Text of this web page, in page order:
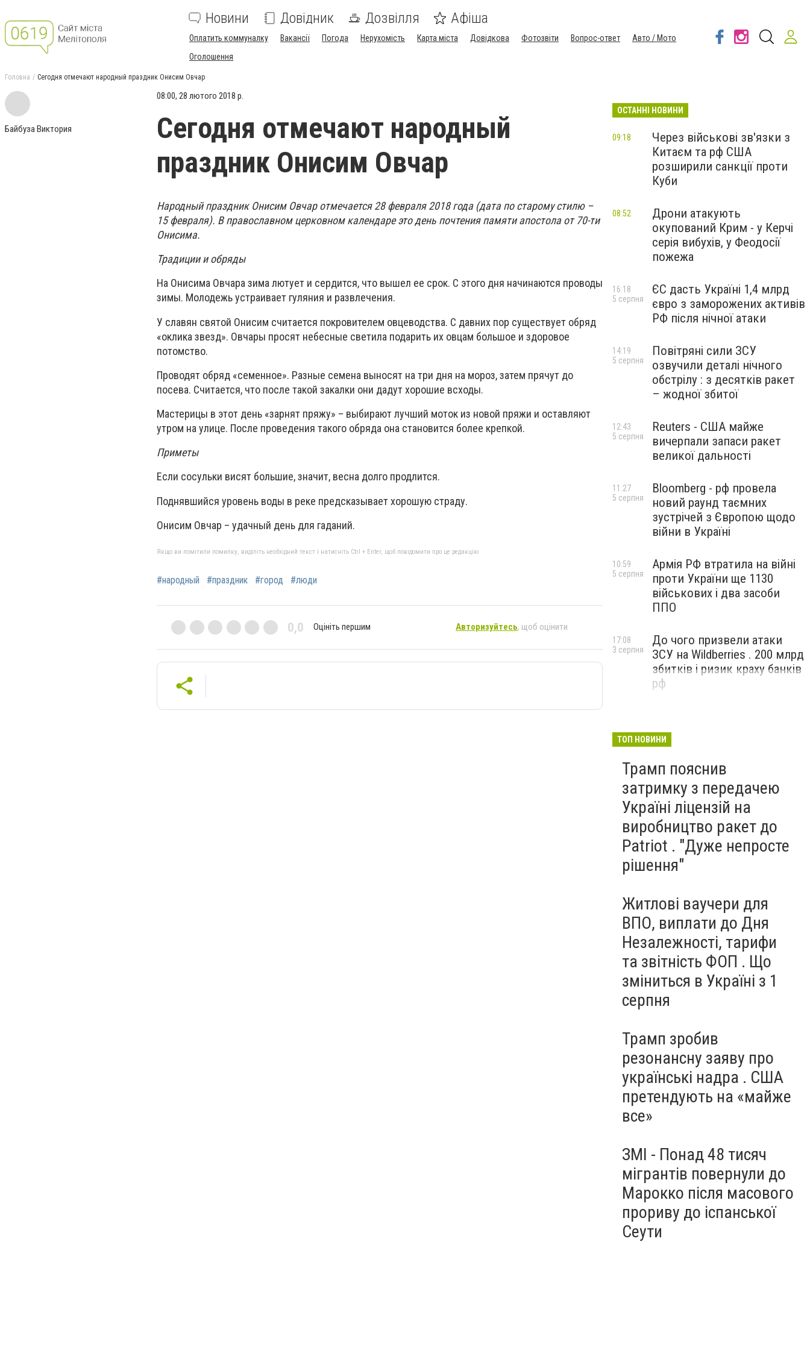
Новини Довідник Дозвілля Афіша
Оплатить коммуналку Вакансії Погода Нерухомість Карта міста Довідкова Фотозвіти Вопрос-ответ
Авто / Мото
Оголошення
Головна Сегодня отмечают народный праздник Онисим Овчар
Байбуза Виктория
08:00, 28 лютого 2018 р.
Сегодня отмечают народный
праздник Онисим Овчар
Народный праздник Онисим Овчар отмечается 28 февраля 2018 года (дата по старому стилю –
15 февраля). В православном церковном календаре это день почтения памяти апостола от 70-ти
Онисима.
Традиции и обряды
На Онисима Овчара зима лютует и сердится, что вышел ее срок. С этого дня начинаются проводы
зимы. Молодежь устраивает гуляния и развлечения.
У славян святой Онисим считается покровителем овцеводства. С давних пор существует обряд
«оклика звезд». Овчары просят небесные светила подарить их овцам большое и здоровое
потомство.
Проводят обряд «семенное». Разные семена выносят на три дня на мороз, затем прячут до
посева. Считается, что после такой закалки они дадут хорошие всходы.
Мастерицы в этот день «зарнят пряжу» – выбирают лучший моток из новой пряжи и оставляют
утром на улице. После проведения такого обряда она становится более крепкой.
Приметы
Если сосульки висят большие, значит, весна долго продлится.
Поднявшийся уровень воды в реке предсказывает хорошую страду.
Онисим Овчар – удачный день для гаданий.
Якщо ви помітили помилку, виділіть необхідний текст і натисніть Ctrl + Enter, щоб повідомити про це редакцію
#народный #праздник #город #люди
0,0 Оцініть першим Авторизуйтесь, щоб оцінити
ОСТАННІ НОВИНИ
Через військові зв'язки з
Китаєм та рф США
розширили санкції проти
Куби
09:18
Дрони атакують
окупований Крим - у Керчі
серія вибухів, у Феодосії
пожежа
08:52
ЄС дасть Україні 1,4 млрд
євро з заморожених активів
РФ після нічної атаки
16:18
5 серпня
Повітряні сили ЗСУ
озвучили деталі нічного
обстрілу : з десятків ракет
– жодної збитої
14:19
5 серпня
Reuters - США майже
вичерпали запаси ракет
великої дальності
12:43
5 серпня
Bloomberg - рф провела
новий раунд таємних
зустрічей з Європою щодо
війни в Україні
11:27
5 серпня
Армія РФ втратила на війні
проти України ще 1130
військових і два засоби
ППО
10:59
5 серпня
До чого призвели атаки
ЗСУ на Wildberries . 200 млрд
збитків і ризик краху банків
рф
17:08
3 серпня
ТОП НОВИНИ
Трамп пояснив
затримку з передачею
Україні ліцензій на
виробництво ракет до
Patriot . "Дуже непросте
рішення"
Житлові ваучери для
ВПО, виплати до Дня
Незалежності, тарифи
та звітність ФОП . Що
зміниться в Україні з 1
серпня
Трамп зробив
резонансну заяву про
українські надра . США
претендують на «майже
все»
ЗМІ - Понад 48 тисяч
мігрантів повернули до
Марокко після масового
прориву до іспанської
Сеути